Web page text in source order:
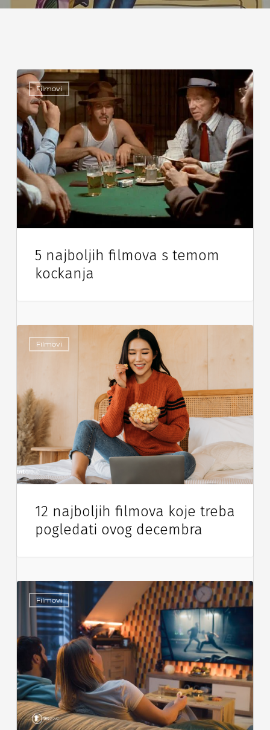
Filmovi
5 najboljih filmova s temom
kockanja
Filmovi
12 najboljih filmova koje treba
pogledati ovog decembra
Filmovi